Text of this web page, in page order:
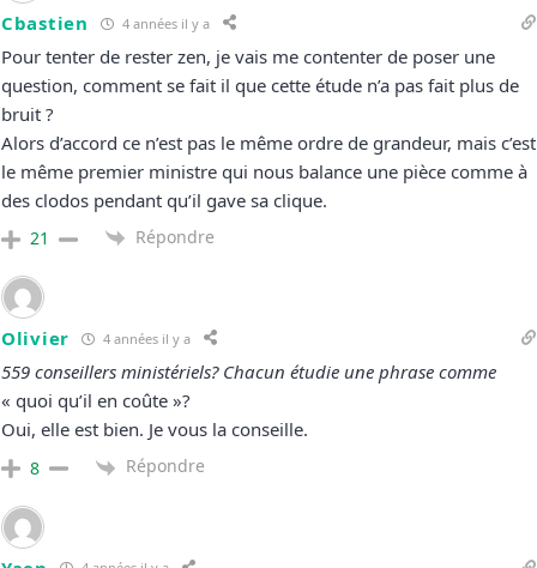
Cbastien 4 années il y a
Pour tenter de rester zen, je vais me contenter de poser une
question, comment se fait il que cette étude n’a pas fait plus de
bruit ?
Alors d’accord ce n’est pas le même ordre de grandeur, mais c’est
le même premier ministre qui nous balance une pièce comme à
des clodos pendant qu’il gave sa clique.
21 Répondre
Olivier 4 années il y a
559 conseillers ministériels? Chacun étudie une phrase comme
« quoi qu’il en coûte »?
Oui, elle est bien. Je vous la conseille.
8 Répondre